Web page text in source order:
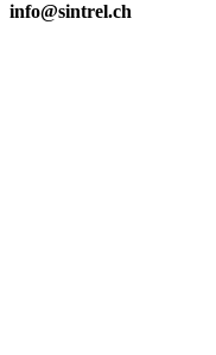
info@sintrel.ch